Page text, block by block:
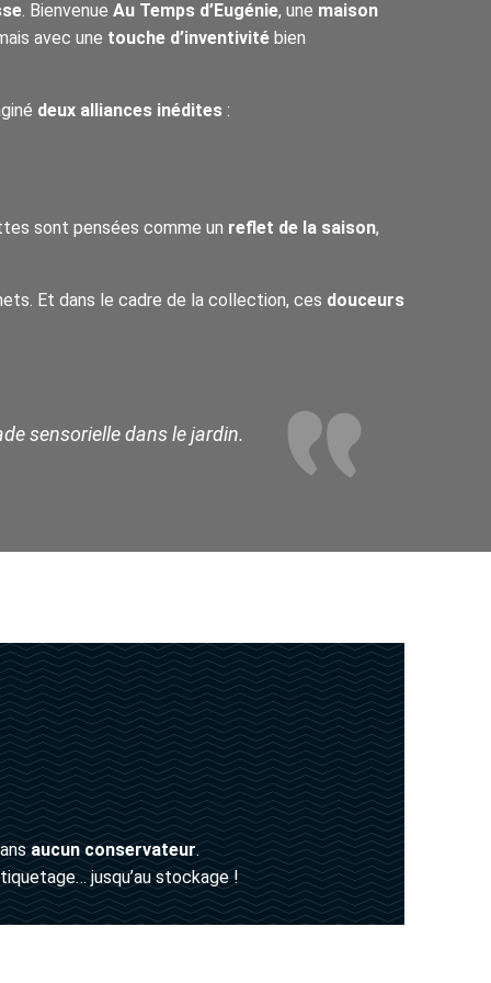
. Bienvenue Au Temps d’Eugénie, une maison
avec une touche d’inventivitébien
deux alliances inédites:
sont pensées comme un reflet de la saison,
Et dans le cadre de la collection, ces douceurs
sensorielle dans le jardin.
aucun conservateur.
jusqu’au stockage !